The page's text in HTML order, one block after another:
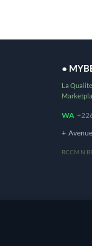
●
La
WA
+
RCCM N